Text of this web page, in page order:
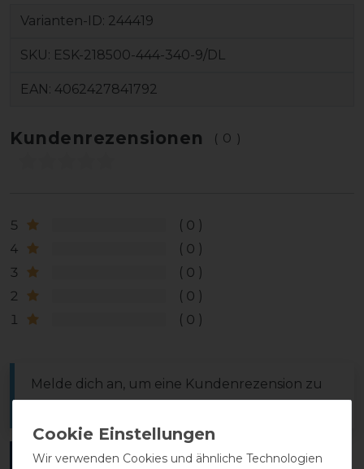
Varianten-ID: 244419
SKU: ESK-218500-444-340-9/DL
EAN: 4062427841792
Kundenrezensionen (0)
5
0
4
0
3
0
2
0
1
0
Melde dich an, um eine Kundenrezension zu
ANMELDEN
Wir verwenden Cookies und ähnliche Technologien